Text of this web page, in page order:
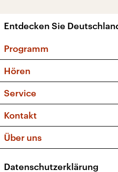
Entdecken Sie
Programm
Sendungen und
Musikliste
Kakadu – Das
Hören
Frequenzen (UKW +
Service
FAQ
Apps
Newsletter
Kontakt
Social Media
Über uns
Datenschutzerklärung